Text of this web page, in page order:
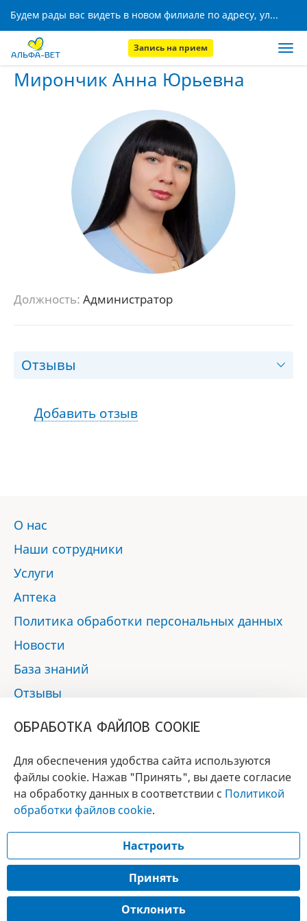
Будем рады вас видеть в новом филиале по адресу, ул. Кижеватова, 8!
Запись на прием
Главная Наши сотрудники Мирончик Анна Юрьевна
Мирончик Анна Юрьевна
Должность: Администратор
Отзывы
Добавить отзыв
О нас
Наши сотрудники
Услуги
Аптека
Политика обработки персональных данных
Новости
База знаний
Отзывы
БРЕНД
ГОДА 2017 - 2019
© 2017 - 2026 «Альфа-вет»
Разработка сайта —
Информация, представленная на сайте, носит справочный характер и не
ОБРАБОТКА ФАЙЛОВ COOKIE
Для обеспечения удобства сайта используются
файлы cookie. Нажав "Принять", вы даете согласие
на обработку данных в соответствии с Политикой
обработки файлов cookie.
Настроить
Принять
Отклонить